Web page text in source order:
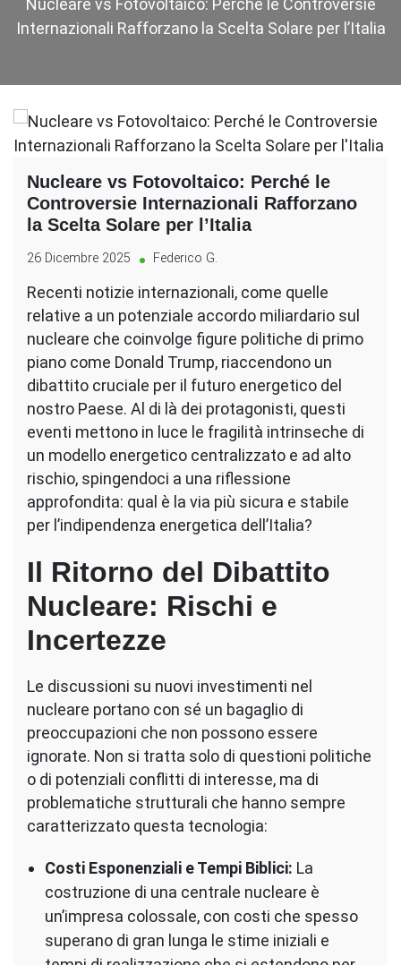
Nucleare vs Fotovoltaico: Perché le Controversie
Internazionali Rafforzano la Scelta Solare per l’Italia
Nucleare vs Fotovoltaico: Perché le
Controversie Internazionali Rafforzano
la Scelta Solare per l’Italia
26 Dicembre 2025 Federico G.
Recenti notizie internazionali, come quelle
relative a un potenziale accordo miliardario sul
nucleare che coinvolge figure politiche di primo
piano come Donald Trump, riaccendono un
dibattito cruciale per il futuro energetico del
nostro Paese. Al di là dei protagonisti, questi
eventi mettono in luce le fragilità intrinseche di
un modello energetico centralizzato e ad alto
rischio, spingendoci a una riflessione
approfondita: qual è la via più sicura e stabile
per l’indipendenza energetica dell’Italia?
Il Ritorno del Dibattito
Nucleare: Rischi e
Incertezze
Le discussioni su nuovi investimenti nel
nucleare portano con sé un bagaglio di
preoccupazioni che non possono essere
ignorate. Non si tratta solo di questioni politiche
o di potenziali conflitti di interesse, ma di
problematiche strutturali che hanno sempre
caratterizzato questa tecnologia:
Costi Esponenziali e Tempi Biblici: La
costruzione di una centrale nucleare è
un’impresa colossale, con costi che spesso
superano di gran lunga le stime iniziali e